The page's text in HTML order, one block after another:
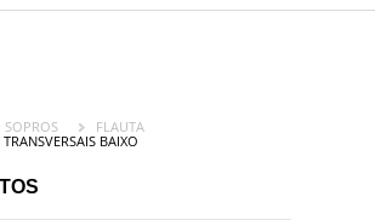
SOPROS
FLAUTA
BAIXO